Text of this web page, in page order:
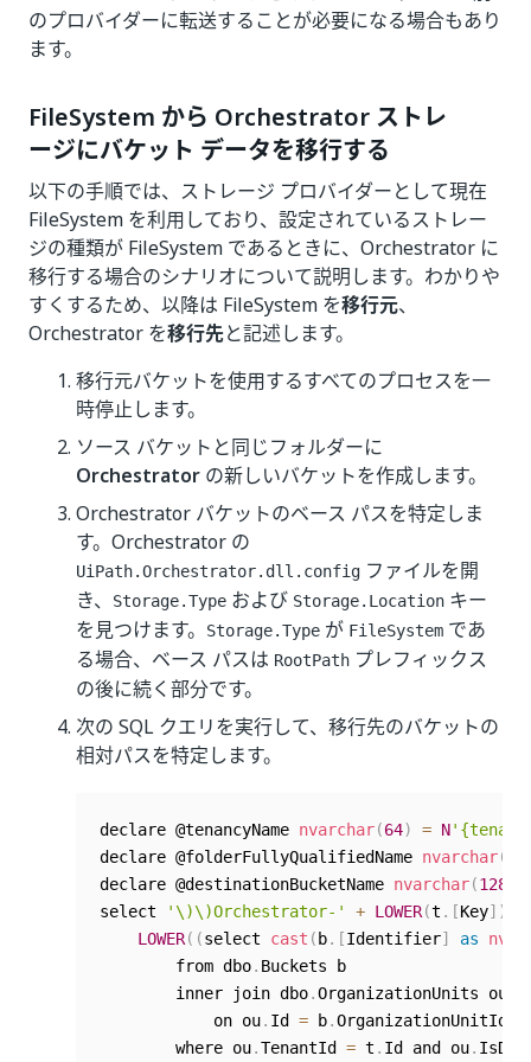
のプロバイダーに転送することが必要になる場合もあり
ます。
FileSystem から Orchestrator ストレ
ージにバケット データを移行する
以下の手順では、ストレージ プロバイダーとして現在
FileSystem を利用しており、設定されているストレー
ジの種類が FileSystem であるときに、Orchestrator に
移行する場合のシナリオについて説明します。わかりや
すくするため、以降は FileSystem を移行元、
Orchestrator を移行先と記述します。
移行元バケットを使用するすべてのプロセスを一
時停止します。
ソース バケットと同じフォルダーに
Orchestrator の新しいバケットを作成します。
Orchestrator バケットのベース パスを特定しま
す。Orchestrator の
UiPath.Orchestrator.dll.config ファイルを開
き、
Storage.Type および Storage.Location キー
を見つけます。
Storage.Type が FileSystem であ
る場合、ベース パスは RootPath プレフィックス
の後に続く部分です。
次の SQL クエリを実行して、移行先のバケットの
相対パスを特定します。
declare @tenancyName nvarchar(64) = N'{tenant
declare @folderFullyQualifiedName nvarchar(
declare @destinationBucketName nvarchar(128
select
'\)\)Orchestrator-' + LOWER(t . [Key] )
LOWER( (select cast ( b. [Identifier] as
        from dbo
. Buckets b
        inner join dbo
.OrganizationUnits ou
            on ou
. Id = b.OrganizationUnitId
        where ou
.TenantId = t . Id and ou.